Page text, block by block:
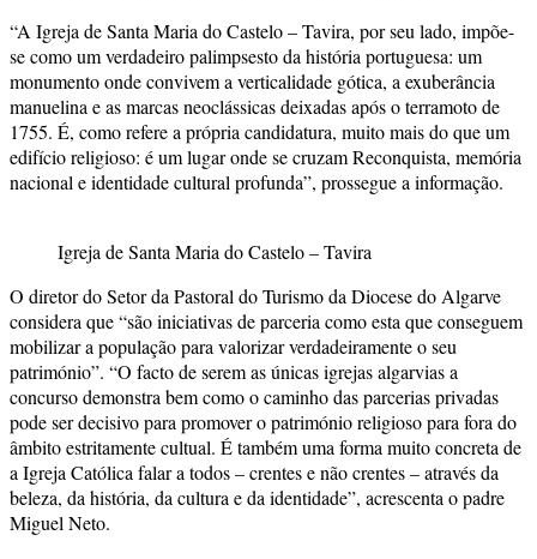
“A Igreja de Santa Maria do Castelo – Tavira, por seu lado, impõe-
se como um verdadeiro palimpsesto da história portuguesa: um
monumento onde convivem a verticalidade gótica, a exuberância
manuelina e as marcas neoclássicas deixadas após o terramoto de
1755. É, como refere a própria candidatura, muito mais do que um
edifício religioso: é um lugar onde se cruzam Reconquista, memória
nacional e identidade cultural profunda”, prossegue a informação.
Igreja de Santa Maria do Castelo – Tavira
O diretor do Setor da Pastoral do Turismo da Diocese do Algarve
considera que “são iniciativas de parceria como esta que conseguem
mobilizar a população para valorizar verdadeiramente o seu
património”. “O facto de serem as únicas igrejas algarvias a
concurso demonstra bem como o caminho das parcerias privadas
pode ser decisivo para promover o património religioso para fora do
âmbito estritamente cultual. É também uma forma muito concreta de
a Igreja Católica falar a todos – crentes e não crentes – através da
beleza, da história, da cultura e da identidade”, acrescenta o padre
Miguel Neto.